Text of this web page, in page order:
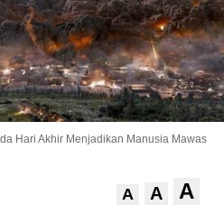
Hari Akhir Menjadikan Manusia Mawas
A A A